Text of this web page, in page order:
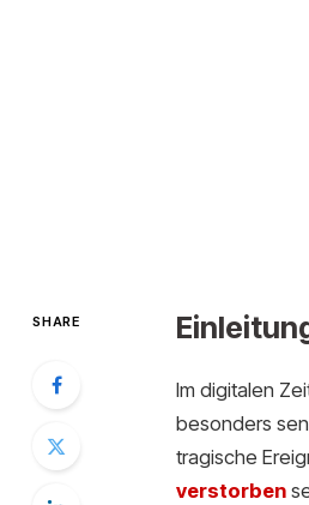
SHARE
Im digitalen
besonders
tragische
verstorben